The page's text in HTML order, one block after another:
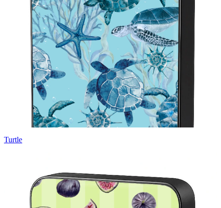
Turtle